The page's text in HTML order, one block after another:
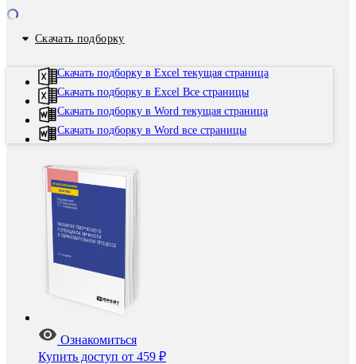
Скачать подборку
Скачать подборку в Excel текущая страница
Скачать подборку в Excel Все страницы
Скачать подборку в Word текущая страница
Скачать подборку в Word все страницы
Ознакомиться
Купить доступ от 459 ₽